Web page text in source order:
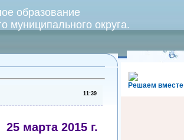
образование
муниципального округа.
11:39
25 марта 2015 г.
Решаем вместе